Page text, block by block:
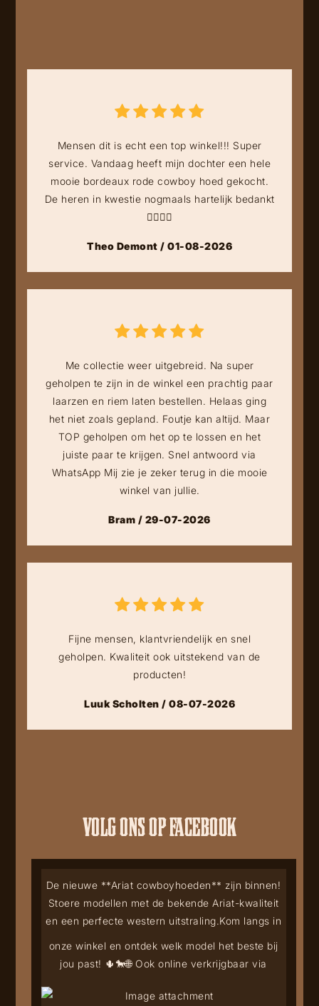
Mensen dit is echt een top winkel!!! Super
service. Vandaag heeft mijn dochter een hele
mooie bordeaux rode cowboy hoed gekocht.
De heren in kwestie nogmaals hartelijk bedankt
👍🏻👍🏻
Theo Demont / 01-08-2026
Me collectie weer uitgebreid. Na super
geholpen te zijn in de winkel een prachtig paar
laarzen en riem laten bestellen. Helaas ging
het niet zoals gepland. Foutje kan altijd. Maar
TOP geholpen om het op te lossen en het
juiste paar te krijgen. Snel antwoord via
WhatsApp Mij zie je zeker terug in die mooie
winkel van jullie.
Bram / 29-07-2026
Fijne mensen, klantvriendelijk en snel
geholpen. Kwaliteit ook uitstekend van de
producten!
Luuk Scholten / 08-07-2026
VOLG ONS OP FACEBOOK
De nieuwe **Ariat cowboyhoeden** zijn binnen!
Stoere modellen met de bekende Ariat-kwaliteit
en een perfecte western uitstraling.Kom langs in
onze winkel en ontdek welk model het beste bij
jou past! 🌵🐎🌐 Ook online verkrijgbaar via